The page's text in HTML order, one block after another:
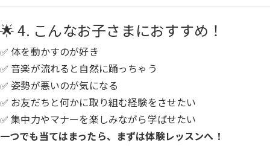
🌟 4. こんなお子さまにおすすめ！
✅ 体を動かすのが好き
✅ 音楽が流れると自然に踊っちゃう
✅ 姿勢が悪いのが気になる
✅ お友だちと何かに取り組む経験をさせたい
✅ 集中力やマナーを楽しみながら学ばせたい
一つでも当てはまったら、まずは体験レッスンへ！